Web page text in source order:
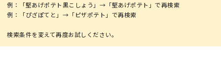
例：「堅あげポテト黒こしょう」→「堅あげポテト」で再検索
例：「ぴざぽてと」→「ピザポテト」で再検索